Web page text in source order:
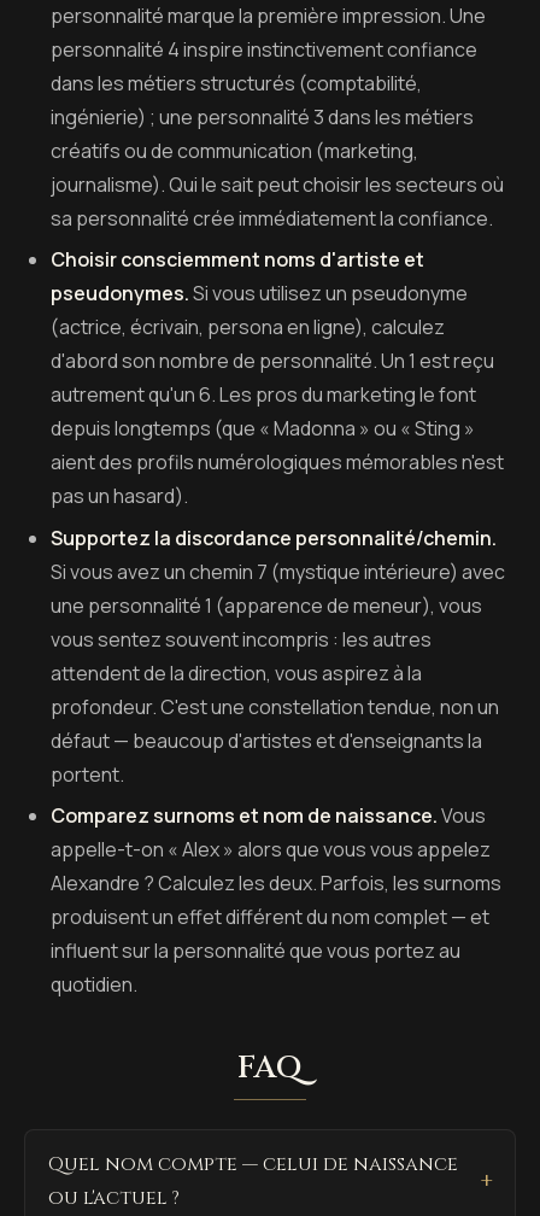
personnalité marque la première impression. Une
personnalité 4 inspire instinctivement confiance
dans les métiers structurés (comptabilité,
ingénierie) ; une personnalité 3 dans les métiers
créatifs ou de communication (marketing,
journalisme). Qui le sait peut choisir les secteurs où
sa personnalité crée immédiatement la confiance.
Choisir consciemment noms d'artiste et
pseudonymes.Si vous utilisez un pseudonyme
(actrice, écrivain, persona en ligne), calculez
d'abord son nombre de personnalité. Un 1 est reçu
autrement qu'un 6. Les pros du marketing le font
depuis longtemps (que « Madonna » ou « Sting »
aient des profils numérologiques mémorables n'est
pas un hasard).
Supportez la discordance personnalité/chemin.
Si vous avez un chemin 7 (mystique intérieure) avec
une personnalité 1 (apparence de meneur), vous
vous sentez souvent incompris : les autres
attendent de la direction, vous aspirez à la
profondeur. C'est une constellation tendue, non un
défaut — beaucoup d'artistes et d'enseignants la
portent.
Comparez surnoms et nom de naissance.Vous
appelle-t-on « Alex » alors que vous vous appelez
Alexandre ? Calculez les deux. Parfois, les surnoms
produisent un effet différent du nom complet — et
influent sur la personnalité que vous portez au
quotidien.
FAQ
Quel nom compte — celui de naissance
ou l'actuel ?